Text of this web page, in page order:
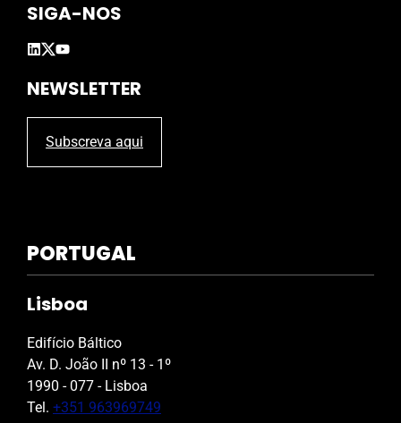
SIGA-NOS
NEWSLETTER
Subscreva aqui
PORTUGAL
Lisboa
Edifício Báltico
Av. D. João II nº 13 - 1º
1990 - 077 - Lisboa
Tel. +351 963969749